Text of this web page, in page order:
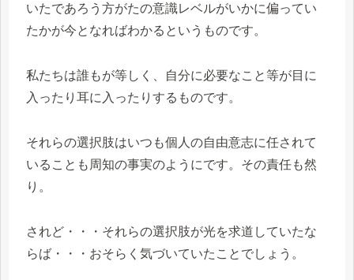
いたであろう方がたの意識レベルがいかに偏ってい
たかが今となればわかるというものです。
私たちは誰もが等しく、自分に必要なこと等が目に
入ったり耳に入ったりするものです。
それらの選択肢はいつも個人の自由意志に任されて
いることも周知の事実のようにです。その責任も然
り。
されど・・・それらの選択肢が光を求道していたな
らば・・・おそらく気づいていたことでしょう。